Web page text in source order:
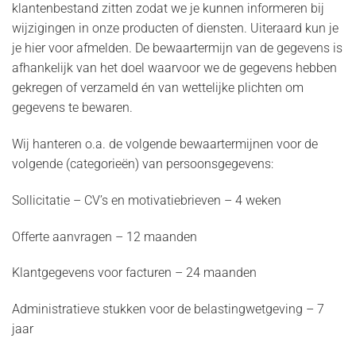
klantenbestand zitten zodat we je kunnen informeren bij
wijzigingen in onze producten of diensten. Uiteraard kun je
je hier voor afmelden. De bewaartermijn van de gegevens is
afhankelijk van het doel waarvoor we de gegevens hebben
gekregen of verzameld én van wettelijke plichten om
gegevens te bewaren.
Wij hanteren o.a. de volgende bewaartermijnen voor de
volgende (categorieën) van persoonsgegevens:
Sollicitatie – CV’s en motivatiebrieven – 4 weken
Offerte aanvragen – 12 maanden
Klantgegevens voor facturen – 24 maanden
Administratieve stukken voor de belastingwetgeving – 7
jaar